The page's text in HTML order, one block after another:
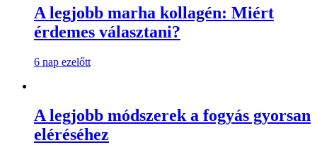
A legjobb marha kollagén: Miért
érdemes választani?
6 nap ezelőtt
A legjobb módszerek a fogyás gyorsan
eléréséhez